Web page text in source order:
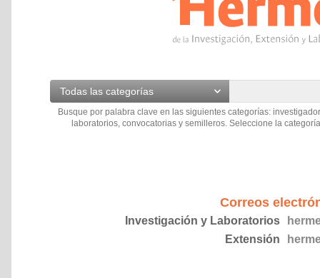
Todas las categorías
Busque por palabra clave en las siguientes categorías:
laboratorios, convocatorias y semilleros. Seleccione la
Correos
Investigación y Laboratorios
Extensión